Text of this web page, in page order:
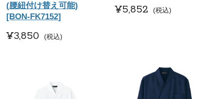
(腰紐付け替え可能)
[BON-FK7152]
¥3,850 税込
¥5,852 税込